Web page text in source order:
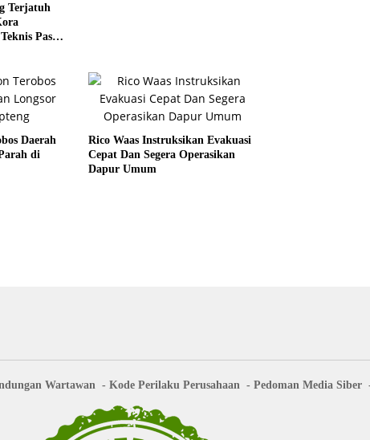
Terjatuh
Pasar
Daerah
di
Rico Waas Instruksikan Evakuasi
Cepat Dan Segera Operasikan
Dapur Umum
Wartawan Kode Perilaku Perusahaan Pedoman Media Siber